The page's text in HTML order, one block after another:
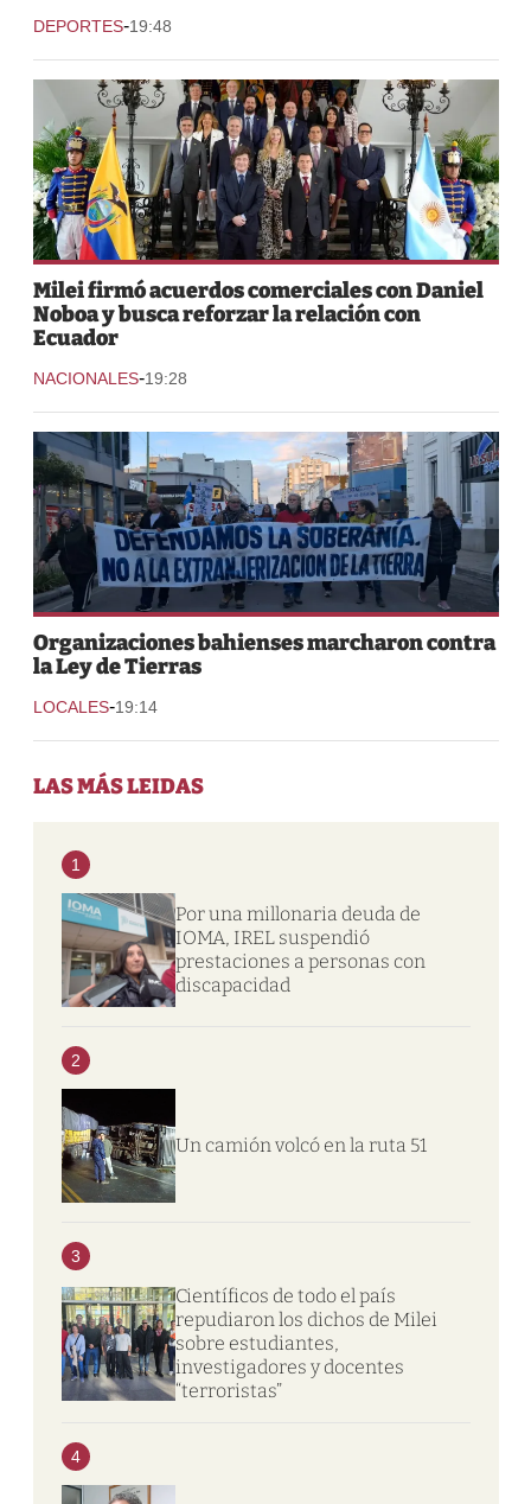
DEPORTES-19:48
Milei firmó acuerdos comerciales con Daniel
Noboa y busca reforzar la relación con
Ecuador
NACIONALES-19:28
Organizaciones bahienses marcharon contra
la Ley de Tierras
LOCALES-19:14
LAS MÁS LEIDAS
1
Por una millonaria deuda de
IOMA, IREL suspendió
prestaciones a personas con
discapacidad
2
Un camión volcó en la ruta 51
3
Científicos de todo el país
repudiaron los dichos de Milei
sobre estudiantes,
investigadores y docentes
“terroristas”
4